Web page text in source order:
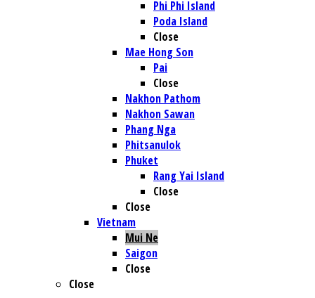
Phi Phi Island
Poda Island
Close
Mae Hong Son
Pai
Close
Nakhon Pathom
Nakhon Sawan
Phang Nga
Phitsanulok
Phuket
Rang Yai Island
Close
Close
Vietnam
Mui Ne
Saigon
Close
Close